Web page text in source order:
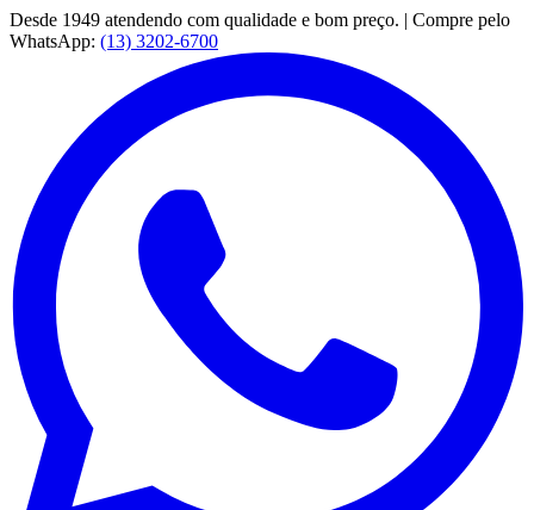
Desde 1949 atendendo com qualidade e bom preço. | Compre pelo
WhatsApp: (13) 3202-6700